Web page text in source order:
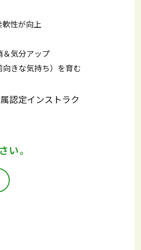
性が向上
気分アップ
きな気持ち）を育む
認定インストラク
い。